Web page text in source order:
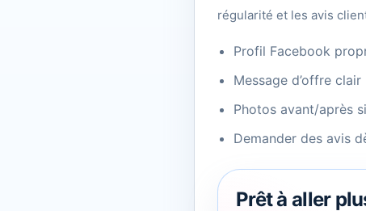
régularité et les avis
Profil Facebook
Message d’offre clair
Photos avant/après
Demander des avis
Prêt à aller